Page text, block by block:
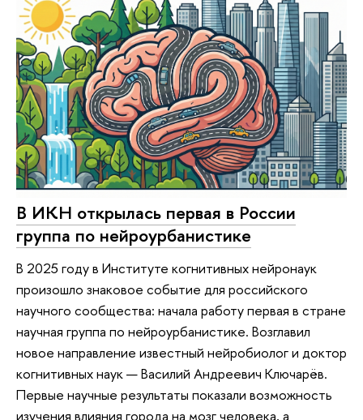
В ИКН открылась первая в России
группа по нейроурбанистике
В 2025 году в Институте когнитивных нейронаук
произошло знаковое событие для российского
научного сообщества: начала работу первая в стране
научная группа по нейроурбанистике. Возглавил
новое направление известный нейробиолог и доктор
когнитивных наук — Василий Андреевич Ключарёв.
Первые научные результаты показали возможность
изучения влияния города на мозг человека, а